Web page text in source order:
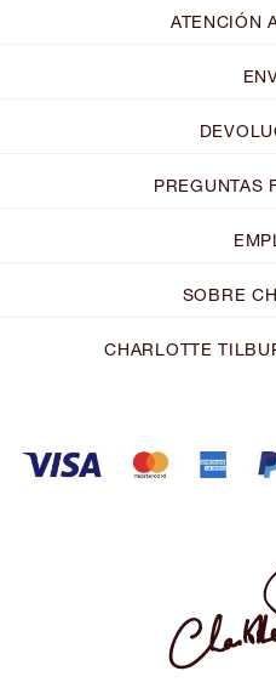
ATENCIÓN
PREGUNTAS
SOBRE
CHARLOTTE